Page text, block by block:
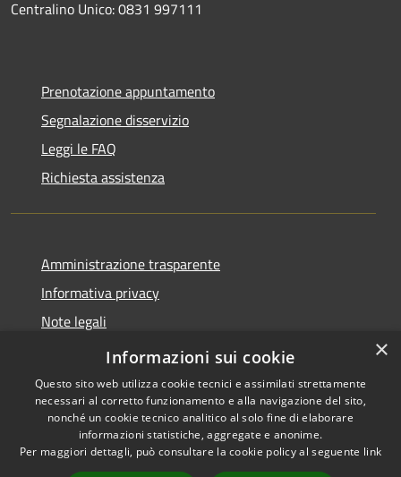
Centralino Unico: 0831 997111
Prenotazione appuntamento
Segnalazione disservizio
Leggi le FAQ
Richiesta assistenza
Amministrazione trasparente
Informativa privacy
Note legali
Dichiarazione di accessibilità
Accessibilità
Copyright © 2026 • Comune di
Carovigno • Powered by
×
Informazioni sui cookie
Questo sito web utilizza cookie tecnici e assimilati strettamente
necessari al corretto funzionamento e alla navigazione del sito,
nonché un cookie tecnico analitico al solo fine di elaborare
informazioni statistiche, aggregate e anonime.
Per maggiori dettagli, può consultare la cookie policy al seguente link